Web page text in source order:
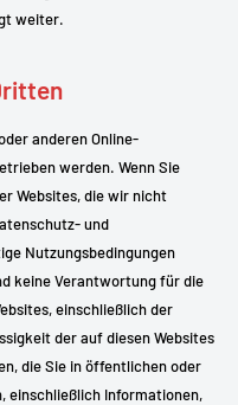
weiter.
anderen Online-
werden. Wenn Sie
Websites, die wir nicht
und
Nutzungsbedingungen
keine Verantwortung für die
einschließlich der
der auf diesen Websites
die Sie in öffentlichen oder
einschließlich Informationen,